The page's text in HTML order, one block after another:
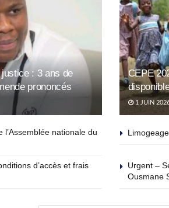
: 3 ans de
prononcés
CEPE
1 JUIN
nationale du
d’accès et frais
Urgent –
Ousmane